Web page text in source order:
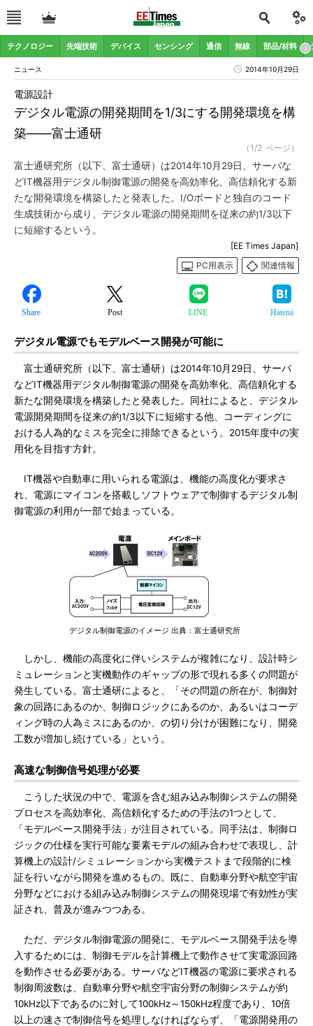
テクノロジー 先端技術 デバイス センシング 通信 無線 部品/材料
ニュース 2014年10月29日
デジタル電源の開発期間を1/3にする開発環境を構
築――富士通研
電源設計
（1/2 ページ）
富士通研究所（以下、富士通研）は2014年10月29日、サーバな
どIT機器用デジタル制御電源の開発を高効率化、高信頼化する新
たな開発環境を構築したと発表した。I/Oボードと独自のコード
生成技術から成り、デジタル電源の開発期間を従来の約1/3以下
に短縮するという。
[EE Times Japan]
PC用表示
関連情報
Share Post LINE Hatena
デジタル電源でもモデルベース開発が可能に
富士通研究所（以下、富士通研）は2014年10月29日、サーバ
などIT機器用デジタル制御電源の開発を高効率化、高信頼化する
新たな開発環境を構築したと発表した。同社によると、デジタル
電源開発期間を従来の約1/3以下に短縮する他、コーディングに
おける人為的なミスを完全に排除できるという。2015年度中の実
用化を目指す方針。
IT機器や自動車に用いられる電源は、機能の高度化が要求さ
れ、電源にマイコンを搭載しソフトウェアで制御するデジタル制
御電源の利用が一部で始まっている。
デジタル制御電源のイメージ 出典：富士通研究所
しかし、機能の高度化に伴いシステムが複雑になり、設計時シ
ミュレーションと実機動作のギャップの形で現れる多くの問題が
発生している。富士通研によると、「その問題の所在が、制御対
象の回路にあるのか、制御ロジックにあるのか、あるいはコーデ
ィング時の人為ミスにあるのか、の切り分けが困難になり、開発
工数が増加し続けている」という。
高速な制御信号処理が必要
こうした状況の中で、電源を含む組み込み制御システムの開発
プロセスを高効率化、高信頼化するための手法の1つとして、
「モデルベース開発手法」が注目されている。同手法は、制御ロ
ジックの仕様を実行可能な要素モデルの組み合わせで表現し、計
算機上の設計/シミュレーションから実機テストまで段階的に検
証を行いながら開発を進めるもの。既に、自動車分野や航空宇宙
分野などにおける組み込み制御システムの開発現場で有効性が実
証され、普及が進みつつある。
ただ、デジタル制御電源の開発に、モデルベース開発手法を導
入するためには、制御モデルを計算機上で動作させて実電源回路
を動作させる必要がある。サーバなどIT機器の電源に要求される
制御周波数は、自動車分野や航空宇宙分野の制御システムが約
10kHz以下であるのに対して100kHz～150kHz程度であり、10倍
以上の速さで制御信号を処理しなければならず、「電源開発用の